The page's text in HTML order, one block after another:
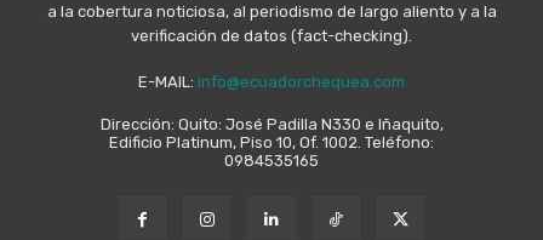
a la cobertura noticiosa, al periodismo de largo aliento y a la
verificación de datos (fact-checking).
E-MAIL: info@ecuadorchequea.com
Dirección: Quito: José Padilla N330 e Iñaquito,
Edificio Platinum, Piso 10, Of. 1002. Teléfono:
0984535165